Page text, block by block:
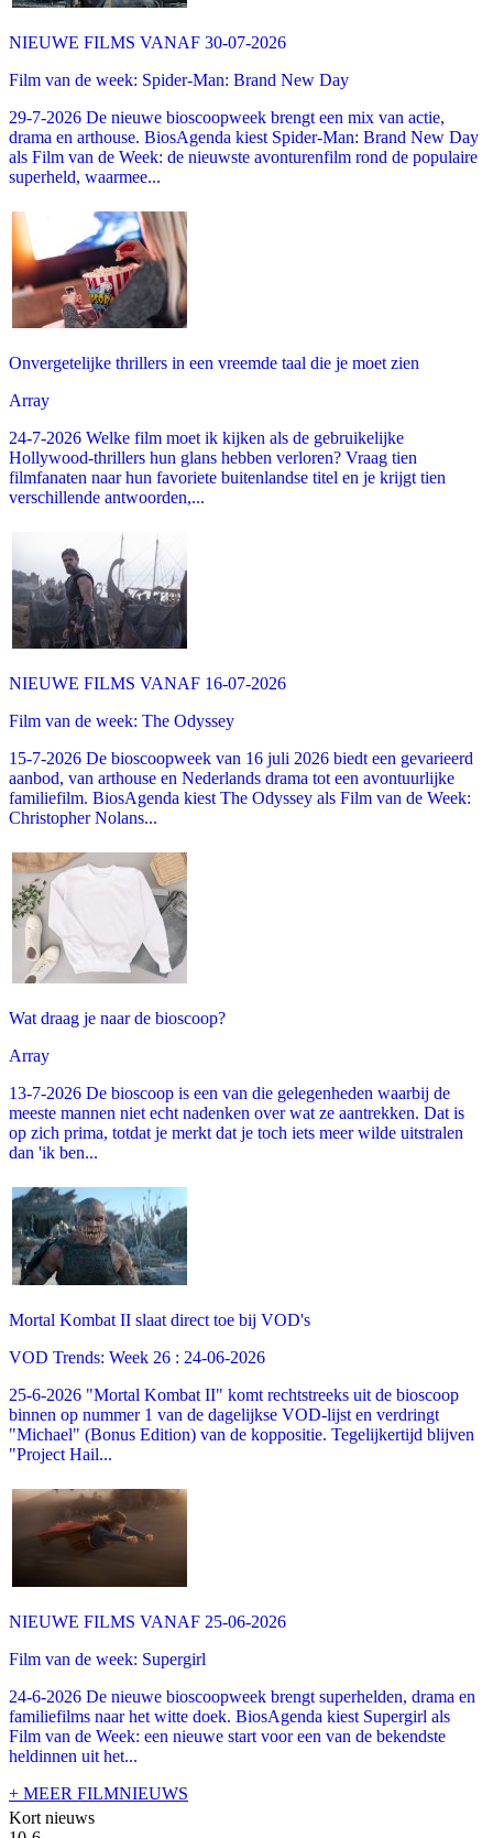
NIEUWE FILMS VANAF 30-07-2026
Film van de week: Spider-Man: Brand New Day
29-7-2026 De nieuwe bioscoopweek brengt een mix van actie,
drama en arthouse. BiosAgenda kiest Spider-Man: Brand New Day
als Film van de Week: de nieuwste avonturenfilm rond de populaire
superheld, waarmee...
Onvergetelijke thrillers in een vreemde taal die je moet zien
Array
24-7-2026 Welke film moet ik kijken als de gebruikelijke
Hollywood-thrillers hun glans hebben verloren? Vraag tien
filmfanaten naar hun favoriete buitenlandse titel en je krijgt tien
verschillende antwoorden,...
NIEUWE FILMS VANAF 16-07-2026
Film van de week: The Odyssey
15-7-2026 De bioscoopweek van 16 juli 2026 biedt een gevarieerd
aanbod, van arthouse en Nederlands drama tot een avontuurlijke
familiefilm. BiosAgenda kiest The Odyssey als Film van de Week:
Christopher Nolans...
Wat draag je naar de bioscoop?
Array
13-7-2026 De bioscoop is een van die gelegenheden waarbij de
meeste mannen niet echt nadenken over wat ze aantrekken. Dat is
op zich prima, totdat je merkt dat je toch iets meer wilde uitstralen
dan 'ik ben...
Mortal Kombat II slaat direct toe bij VOD's
VOD Trends: Week 26 : 24-06-2026
25-6-2026 "Mortal Kombat II" komt rechtstreeks uit de bioscoop
binnen op nummer 1 van de dagelijkse VOD-lijst en verdringt
"Michael" (Bonus Edition) van de koppositie. Tegelijkertijd blijven
"Project Hail...
NIEUWE FILMS VANAF 25-06-2026
Film van de week: Supergirl
24-6-2026 De nieuwe bioscoopweek brengt superhelden, drama en
familiefilms naar het witte doek. BiosAgenda kiest Supergirl als
Film van de Week: een nieuwe start voor een van de bekendste
heldinnen uit het...
+ MEER FILMNIEUWS
Kort nieuws